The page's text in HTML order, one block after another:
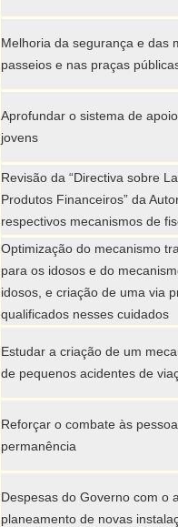
Melhoria da segurança e das
passeios e nas praças
Aprofundar o sistema de
jovens
Revisão da “Directiva sobre
Produtos Financeiros” da
respectivos mecanismos de
Optimização do mecanismo
para os idosos e do
idosos, e criação de uma via
qualificados nesses cuidados
Estudar a criação de um
de pequenos acidentes de
Reforçar o combate às
permanência
Despesas do Governo com o
planeamento de novas